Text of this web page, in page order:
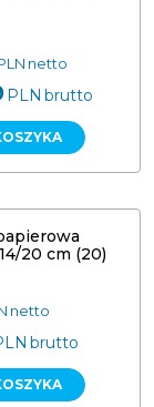
netto
PLN brutto
Piknik 14/20 cm
20 cm (20)
netto
brutto